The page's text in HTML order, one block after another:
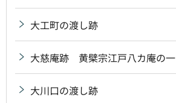
大工町の渡し跡
大慈庵跡 黄檗宗江戸八カ庵の一
大川口の渡し跡